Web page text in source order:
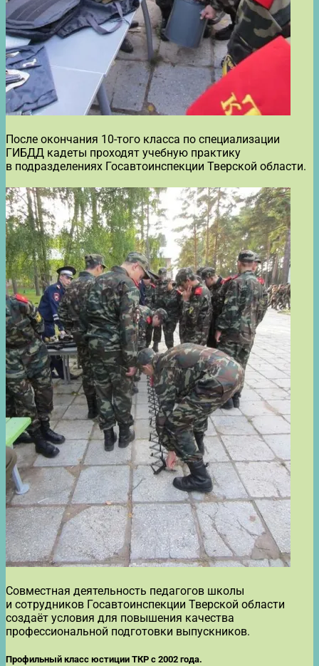
После окончания 10-того класса по специализации
ГИБДД кадеты проходят учебную практику
в подразделениях Госавтоинспекции Тверской области.
Совместная деятельность педагогов школы
и сотрудников Госавтоинспекции Тверской области
создаёт условия для повышения качества
профессиональной подготовки выпускников.
Профильный класс юстиции ТКР с 2002 года.